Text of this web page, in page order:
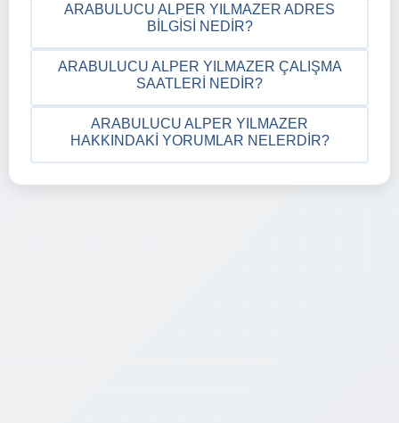
ARABULUCU ALPER YILMAZER ADRES
BILGISI NEDIR?
ARABULUCU ALPER YILMAZER ÇALIŞMA
SAATLERI NEDIR?
ARABULUCU ALPER YILMAZER
HAKKINDAKI YORUMLAR NELERDIR?